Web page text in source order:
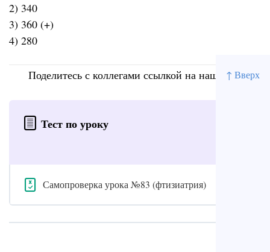
↑ Вверх
2) 340
3) 360 (+)
4) 280
Поделитесь с коллегами ссылкой на наш сайт
Тест по уроку
Самопроверка урока №83 (фтизиатрия)